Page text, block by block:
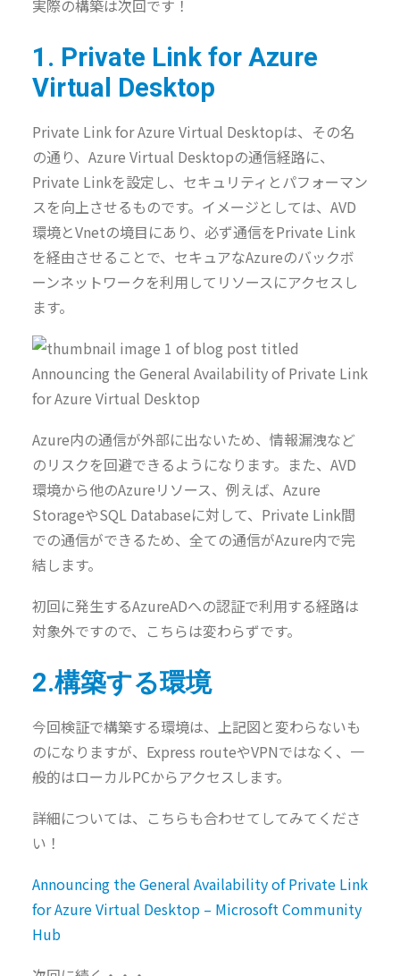
実際の構築は次回です！
1. Private Link for Azure
Virtual Desktop
Private Link for Azure Virtual Desktopは、その名
の通り、Azure Virtual Desktopの通信経路に、
Private Linkを設定し、セキュリティとパフォーマン
スを向上させるものです。イメージとしては、AVD
環境とVnetの境目にあり、必ず通信をPrivate Link
を経由させることで、セキュアなAzureのバックボ
ーンネットワークを利用してリソースにアクセスし
ます。
Azure内の通信が外部に出ないため、情報漏洩など
のリスクを回避できるようになります。また、AVD
環境から他のAzureリソース、例えば、Azure
StorageやSQL Databaseに対して、Private Link間
での通信ができるため、全ての通信がAzure内で完
結します。
初回に発生するAzureADへの認証で利用する経路は
対象外ですので、こちらは変わらずです。
2.構築する環境
今回検証で構築する環境は、上記図と変わらないも
のになりますが、Express routeやVPNではなく、一
般的はローカルPCからアクセスします。
詳細については、こちらも合わせてしてみてくださ
い！
Announcing the General Availability of Private Link
for Azure Virtual Desktop – Microsoft Community
Hub